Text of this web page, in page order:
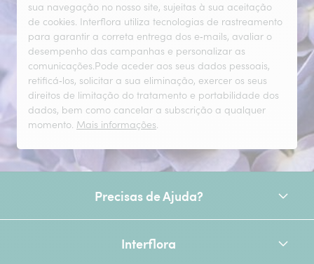
sua navegação no nosso site, sujeitas à sua aceitação
de cookies. Interflora utiliza tecnologias de rastreamento
para garantir a correta entrega dos e‑mails, avaliar o
desempenho das campanhas e personalizar as
comunicações.Pode aceder aos seus dados pessoais,
retificá‑los, solicitar a sua eliminação, exercer os seus
direitos de limitação do tratamento e portabilidade dos
dados, bem como cancelar a subscrição a qualquer
momento. Mais informações.
Precisas de Ajuda?
Interflora